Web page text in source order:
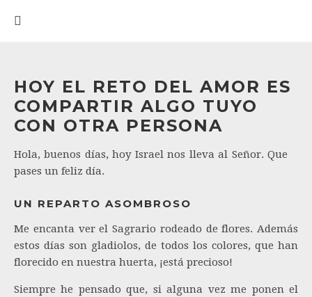
HOY EL RETO DEL AMOR ES
COMPARTIR ALGO TUYO
CON OTRA PERSONA
Hola, buenos días, hoy Israel nos lleva al Señor. Que
pases un feliz día.
UN REPARTO ASOMBROSO
Me encanta ver el Sagrario rodeado de flores. Además
estos días son gladiolos, de todos los colores, que han
florecido en nuestra huerta, ¡está precioso!
Siempre he pensado que, si alguna vez me ponen el